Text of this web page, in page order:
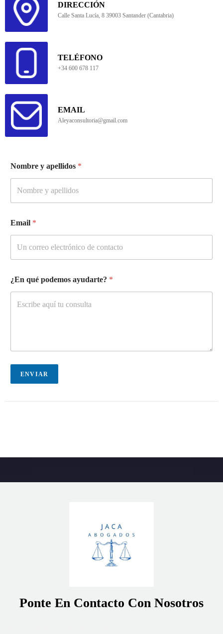
DIRECCIÓN
Calle Santa Lucía, 8 39003 Santander (Cantabria)
TELÉFONO
+34 600 678 117
EMAIL
Aleyaconsultoria@gmail.com
Nombre y apellidos *
Email *
¿En qué podemos ayudarte? *
ENVIAR
Ponte En Contacto Con Nosotros